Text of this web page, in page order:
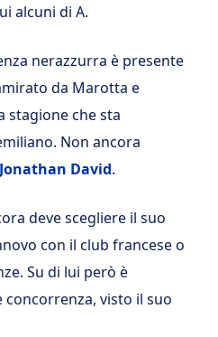
alcuni di A.
nerazzurra è presente
da Marotta e
stagione che sta
Non ancora
Jonathan David.
deve scegliere il suo
con il club francese o
Su di lui però è
visto il suo